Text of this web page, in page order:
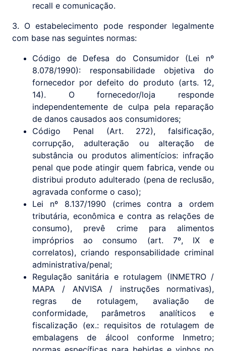
recall e comunicação.
3. O estabelecimento pode responder legalmente
com base nas seguintes normas:
Código de Defesa do Consumidor (Lei nº
8.078/1990): responsabilidade objetiva do
fornecedor por defeito do produto (arts. 12,
14). O fornecedor/loja responde
independentemente de culpa pela reparação
de danos causados aos consumidores;
Código Penal (Art. 272), falsificação,
corrupção, adulteração ou alteração de
substância ou produtos alimentícios: infração
penal que pode atingir quem fabrica, vende ou
distribui produto adulterado (pena de reclusão,
agravada conforme o caso);
Lei nº 8.137/1990 (crimes contra a ordem
tributária, econômica e contra as relações de
consumo), prevê crime para alimentos
impróprios ao consumo (art. 7º, IX e
correlatos), criando responsabilidade criminal
administrativa/penal;
Regulação sanitária e rotulagem (INMETRO /
MAPA / ANVISA / instruções normativas),
regras de rotulagem, avaliação de
conformidade, parâmetros analíticos e
fiscalização (ex.: requisitos de rotulagem de
embalagens de álcool conforme Inmetro;